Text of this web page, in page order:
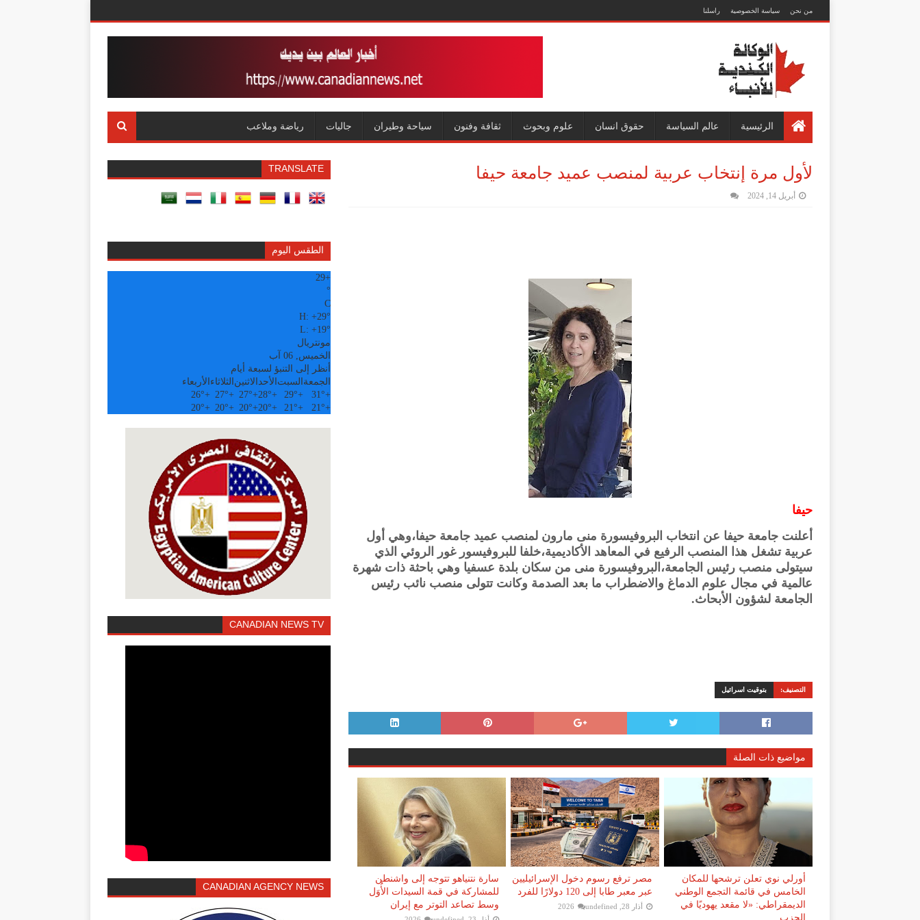
من نحن سياسة الخصوصية راسلنا
الرئيسية عالم السياسة حقوق انسان علوم وبحوث ثقافة وفنون سياحة وطيران جاليات رياضة وملاعب
لأول مرة إنتخاب عربية لمنصب عميد جامعة حيفا
أبريل 14, 2024
حيفا
أعلنت جامعة حيفا عن انتخاب البروفيسورة منى مارون لمنصب عميد جامعة حيفا،وهي أول
عربية تشغل هذا المنصب الرفيع في المعاهد الأكاديمية،خلفا للبروفيسور غور الروئي الذي
سيتولى منصب رئيس الجامعة،البروفيسورة منى من سكان بلدة عسفيا وهي باحثة ذات شهرة
عالمية في مجال علوم الدماغ والاضطراب ما بعد الصدمة وكانت تتولى منصب نائب رئيس
الجامعة لشؤون الأبحاث.
التصنيف: بتوقيت اسرائيل
مواضيع ذات الصلة
أورلي نوي تعلن ترشحها للمكان
الخامس في قائمة التجمع الوطني
الديمقراطي: «لا مقعد يهوديًا في
الحزب
مصر ترفع رسوم دخول الإسرائيليين
عبر معبر طابا إلى 120 دولارًا للفرد
أذار 28, 2026 undefined
سارة نتنياهو تتوجه إلى واشنطن
للمشاركة في قمة السيدات الأُوَل
وسط تصاعد التوتر مع إيران
TRANSLATE
الطقس اليوم
+
29
°
C
H: +29°
L: +19°
مونتريال
الخميس, 06 آب
أنظر إلى التنبؤ لسبعة أيام
الجمعة السبت الأحد الاثنين الثلاثاء الأربعاء
+
31°
+
29°
+
28°
+
27°
+
27°
+
26°
+
21°
+
21°
+
20°
+
20°
+
20°
+
20°
CANADIAN NEWS TV
CANADIAN AGENCY NEWS